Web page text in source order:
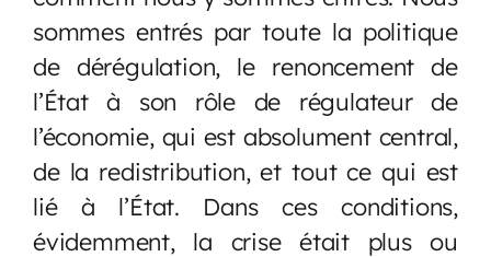
sommes entrés par toute la politique
de dérégulation, le renoncement de
l’État à son rôle de régulateur de
l’économie, qui est absolument central,
de la redistribution, et tout ce qui est
lié à l’État. Dans ces conditions,
évidemment, la crise était plus ou